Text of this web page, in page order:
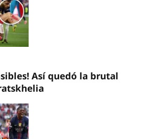
Así quedó la brutal